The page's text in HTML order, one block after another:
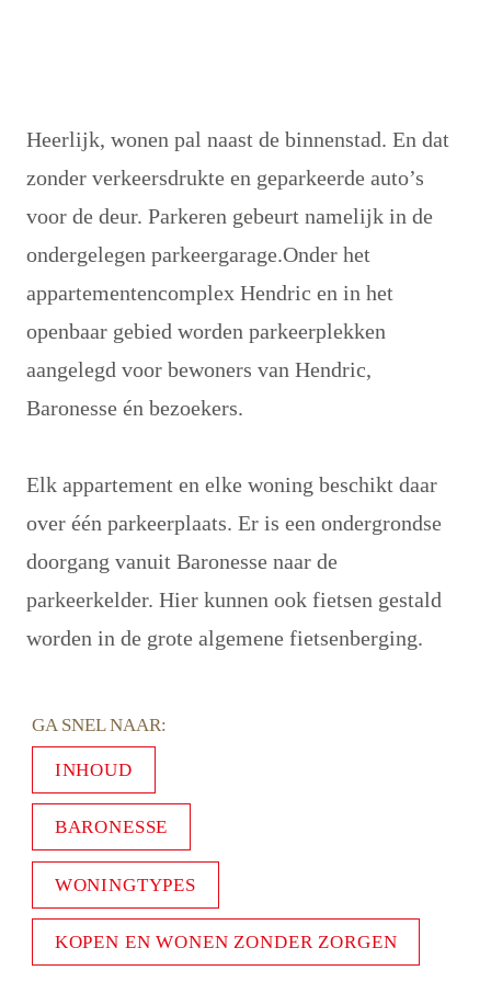
Heerlijk, wonen pal naast de binnenstad. En dat
zonder verkeersdrukte en geparkeerde auto’s
voor de deur. Parkeren gebeurt namelijk in de
ondergelegen parkeergarage.Onder het
appartementencomplex Hendric en in het
openbaar gebied worden parkeerplekken
aangelegd voor bewoners van Hendric,
Baronesse én bezoekers.
Elk appartement en elke woning beschikt daar
over één parkeerplaats. Er is een ondergrondse
doorgang vanuit Baronesse naar de
parkeerkelder. Hier kunnen ook fietsen gestald
worden in de grote algemene fietsenberging.
GA SNEL NAAR:
INHOUD
BARONESSE
WONINGTYPES
KOPEN EN WONEN ZONDER ZORGEN